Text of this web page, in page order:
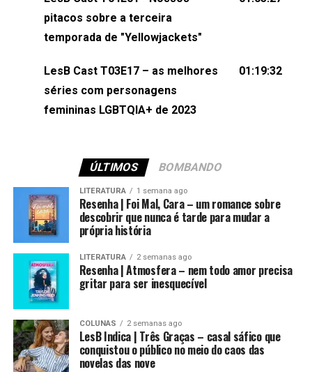
(⁠⁠⁠⁠@brunarfentanes⁠⁠⁠⁠) e Pollyelly FlorêncioEdição de
Naiady Machado
pitacos sobre a terceira
temporada de "Yellowjackets"
LesB Cast T03E17 – as melhores
séries com personagens
femininas LGBTQIA+ de 2023
01:19:32
ÚLTIMOS BOMBANDO
LITERATURA 1 semana ago
Resenha | Foi Mal, Cara – um romance sobre
descobrir que nunca é tarde para mudar a
própria história
LITERATURA 2 semanas ago
Resenha | Atmosfera – nem todo amor precisa
gritar para ser inesquecível
COLUNAS 2 semanas ago
LesB Indica | Três Graças – casal sáfico que
conquistou o público no meio do caos das
novelas das nove